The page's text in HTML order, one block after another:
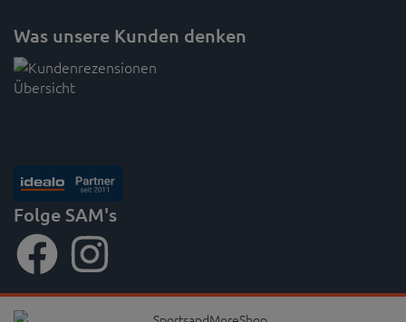
Was unsere Kunden denken
Folge SAM's